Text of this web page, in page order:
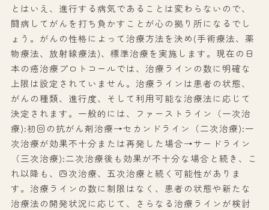
とはいえ、進行する病気であることは変わらないので、
闘病してがんを打ち負かすことが心の拠り所になるでし
ょう。がんの性格によって治療方法を決め(手術療法、薬
物療法、放射線療法)、標準治療を実施します。現在の日
本の癌治療プロトコールでは、治療ラインの数に明確な
上限は設定されていません。治療ラインは患者の状態、
がんの種類、進行度、そして利用可能な治療法に応じて
決定されます。一般的には、ファーストライン（一次治
療):初回の抗がん剤治療→セカンドライン（二次治療):一
次治療が効果不十分または再発した場合→サードライン
（三次治療):二次治療後も効果が不十分な場合と続き、こ
れ以降も、四次治療、五次治療と続く可能性がありま
す。治療ラインの数に制限はなく、患者の状態や新たな
治療法の開発状況に応じて、さらなる治療ラインが検討